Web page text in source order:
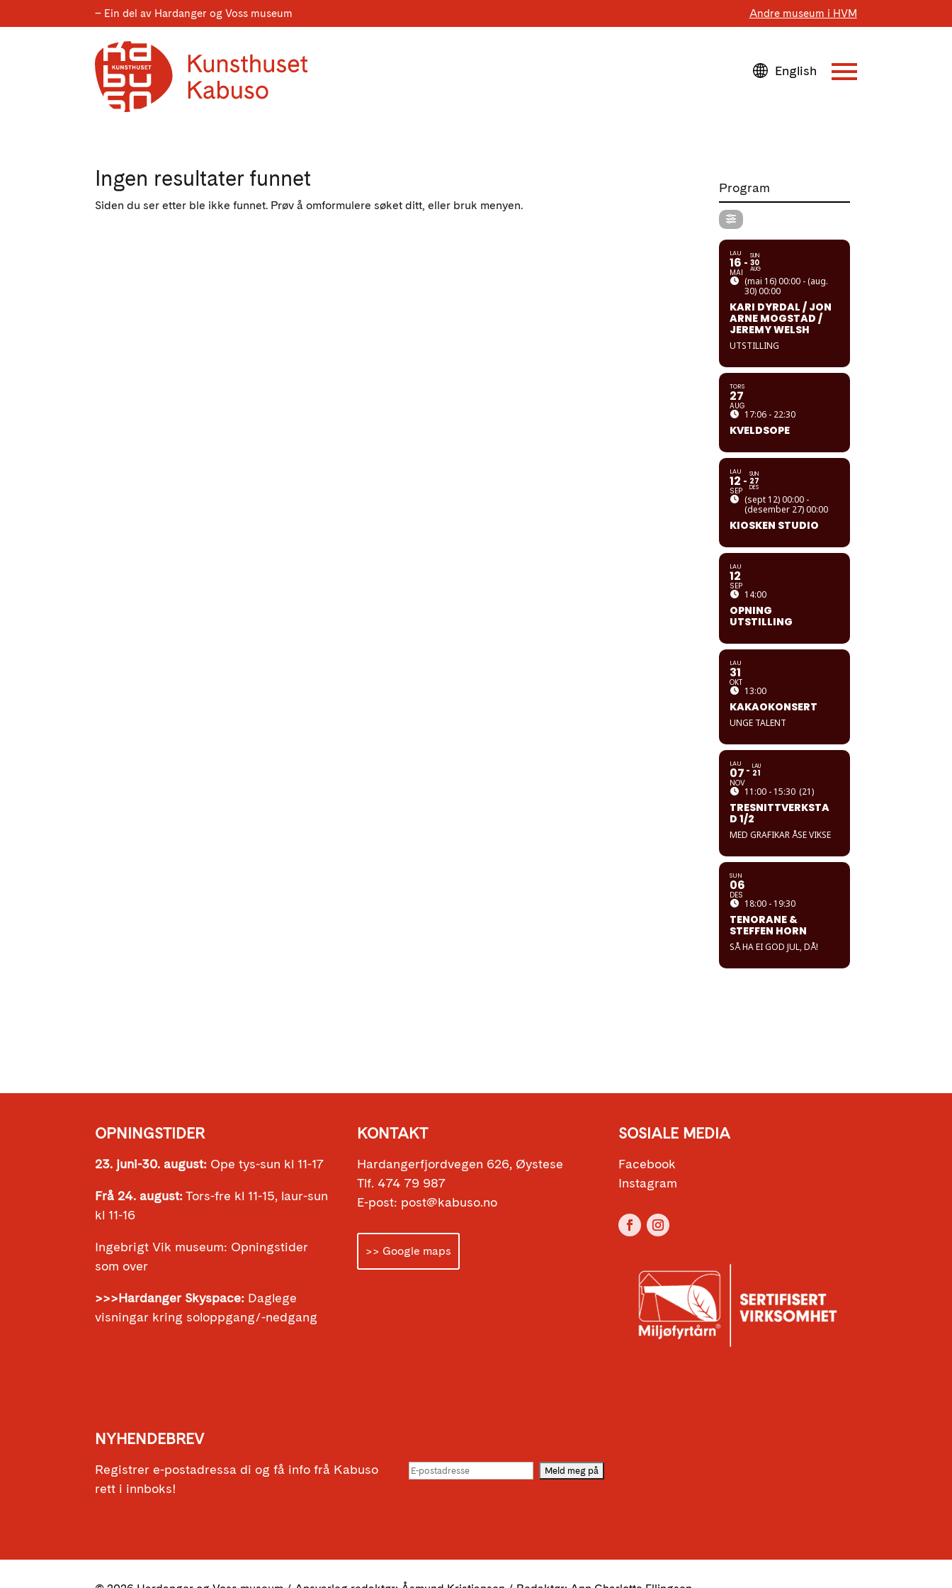
– Ein del av Hardanger og Voss museum Andre museum i HVM
Ingen resultater funnet
Siden du ser etter ble ikke funnet. Prøv å omformulere søket ditt, eller bruk menyen.
Program
LAU
16
MAI
SUN
30
AUG
(mai 16) 00:00 - (aug.
30) 00:00
KARI DYRDAL / JON
ARNE MOGSTAD /
JEREMY WELSH
UTSTILLING
TORS
27
AUG
17:06 - 22:30
KVELDSOPE
LAU
12
SEP
SUN
27
DES
(sept 12) 00:00 -
(desember 27) 00:00
KIOSKEN STUDIO
LAU
12
SEP
14:00
OPNING
UTSTILLING
LAU
31
OKT
13:00
KAKAOKONSERT
UNGE TALENT
LAU
07
NOV
LAU
21
11:00 - 15:30 (21)
TRESNITTVERKSTA
D 1/2
MED GRAFIKAR ÅSE VIKSE
SUN
06
DES
18:00 - 19:30
TENORANE &
STEFFEN HORN
SÅ HA EI GOD JUL, DÅ!
OPNINGSTIDER
23. juni-30. august: Ope tys-sun kl 11-17
Frå 24. august:Tors-fre kl 11-15, laur-sun
kl 11-16
Ingebrigt Vik museum: Opningstider
som over
>>>Hardanger Skyspace: Daglege
visningar kring soloppgang/-nedgang
KONTAKT
Hardangerfjordvegen 626, Øystese
Tlf. 474 79 987
E-post: post@kabuso.no
>> Google maps
SOSIALE MEDIA
Facebook
Instagram
NYHENDEBREV
Registrer e-postadressa di og få info frå Kabuso
rett i innboks!